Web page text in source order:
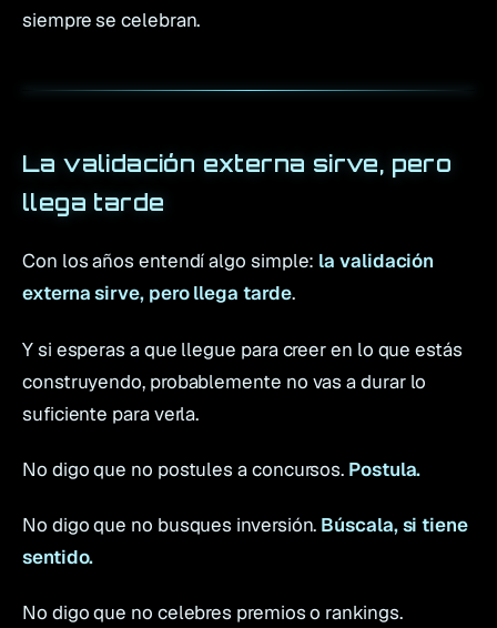
siempre se celebran.
La validación externa sirve, pero
llega tarde
Con los años entendí algo simple: la validación
externa sirve, pero llega tarde.
Y si esperas a que llegue para creer en lo que estás
construyendo, probablemente no vas a durar lo
suficiente para verla.
No digo que no postules a concursos. Postula.
No digo que no busques inversión. Búscala, si tiene
sentido.
No digo que no celebres premios o rankings.